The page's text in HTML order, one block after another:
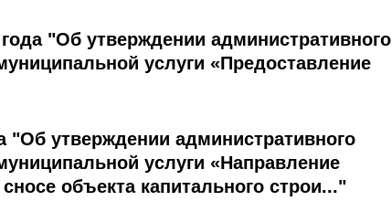
"Об утверждении административного
услуги «Предоставление
"Об утверждении административного
услуги «Направление
объекта капитального строи..."